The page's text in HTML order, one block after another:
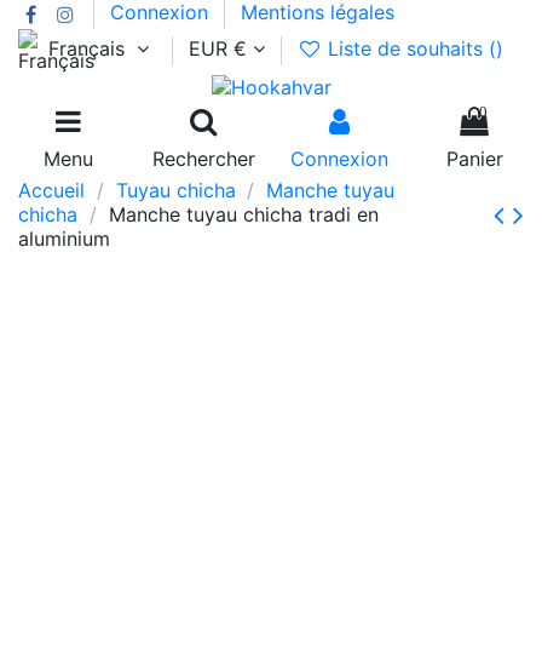
Connexion
Mentions légales
Français
EUR € Liste de souhaits ()
Menu Rechercher Connexion
0
Panier
Accueil
Tuyau chicha
Manche tuyau
chicha
Manche tuyau chicha tradi en
aluminium